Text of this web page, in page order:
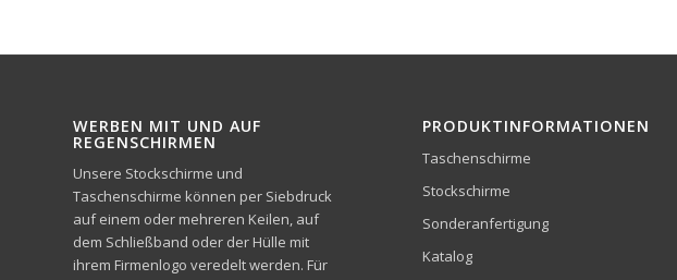
WERBEN MIT UND AUF
REGENSCHIRMEN
Unsere Stockschirme und
Taschenschirme können per Siebdruck
auf einem oder mehreren Keilen, auf
dem Schließband oder der Hülle mit
ihrem Firmenlogo veredelt werden. Für
PRODUKTINFORMATIONEN
Taschenschirme
Stockschirme
Sonderanfertigung
Katalog